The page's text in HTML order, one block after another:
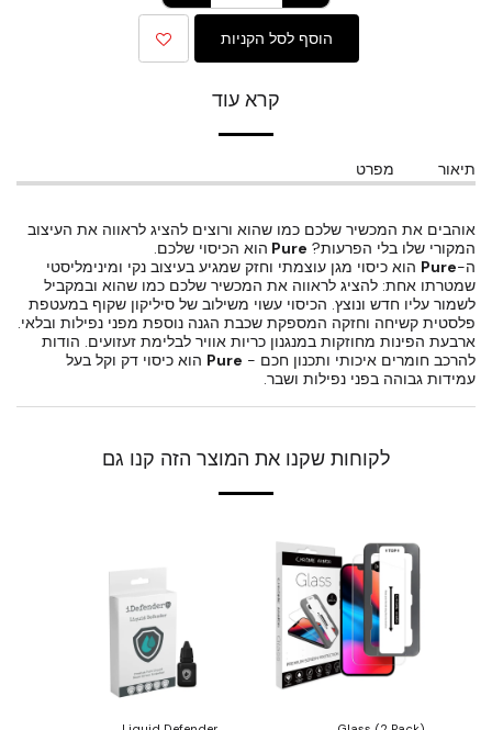
הוסף לסל הקניות
קרא עוד
תיאור מפרט
אוהבים את המכשיר שלכם כמו שהוא ורוצים להציג לראווה את העיצוב
המקורי שלו בלי הפרעות? Pure הוא הכיסוי שלכם.
ה-Pure הוא כיסוי מגן עוצמתי וחזק שמגיע בעיצוב נקי ומינימליסטי
שמטרתו אחת: להציג לראווה את המכשיר שלכם כמו שהוא ובמקביל
לשמור עליו חדש ונוצץ. הכיסוי עשוי משילוב של סיליקון שקוף במעטפת
פלסטית קשיחה וחזקה המספקת שכבת הגנה נוספת מפני נפילות ובלאי.
ארבעת הפינות מחוזקות במנגנון כריות אוויר לבלימת זעזועים. הודות
להרכב חומרים איכותי ותכנון חכם - Pure הוא כיסוי דק וקל בעל
עמידות גבוהה בפני נפילות ושבר.
לקוחות שקנו את המוצר הזה קנו גם